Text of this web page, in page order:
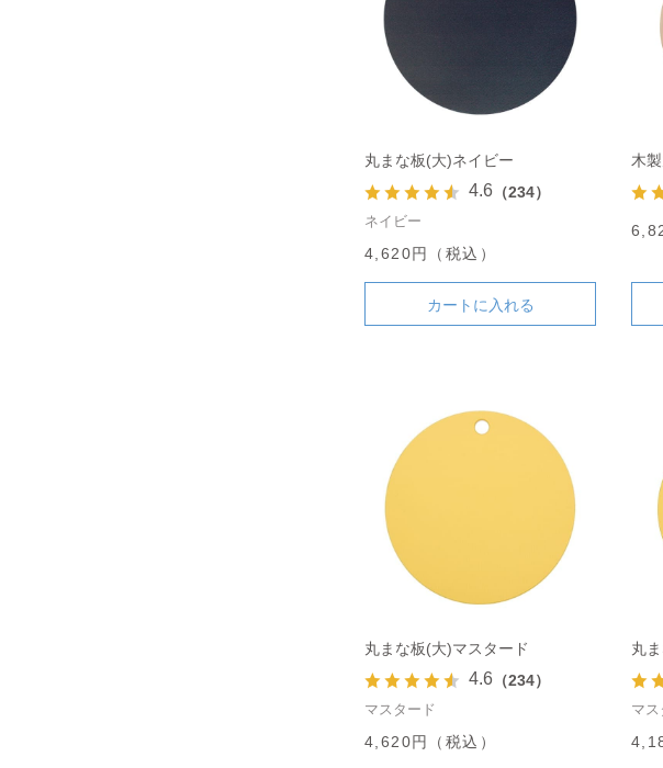
丸まな板(大)ネイビー
4.6 （234）
ネイビー
4,620円（税込）
カートに入れる
木
丸まな板(大)マスタード
4.6 （234）
マスタード
4,620円（税込）
丸
マス